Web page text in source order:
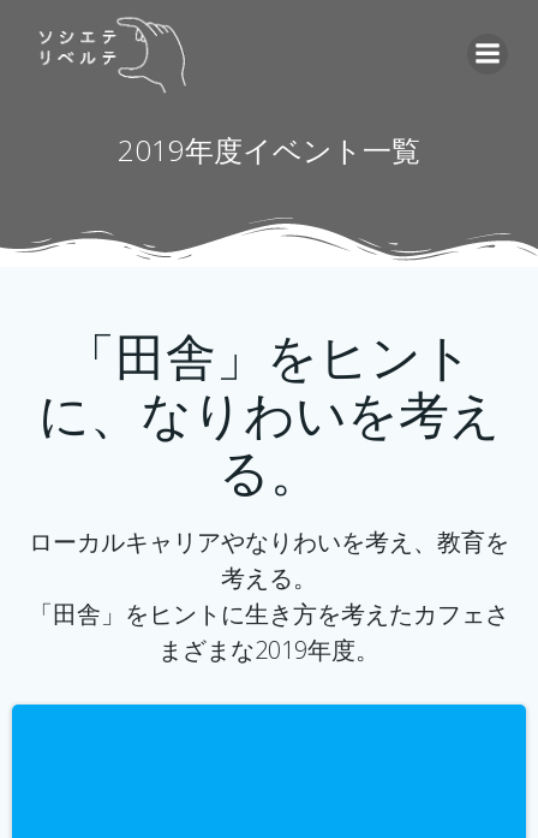
へ
キ
ッ
2019年度イベント一覧
「田舎」をヒント
に、なりわいを考え
る。
ローカルキャリアやなりわいを考え、教育を
考える。
「田舎」をヒントに生き方を考えたカフェさ
まざまな2019年度。